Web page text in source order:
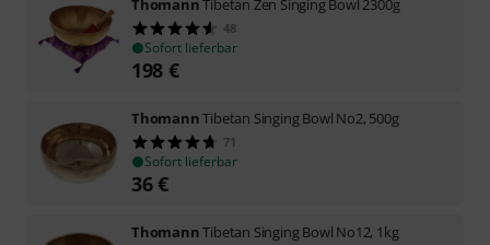
48
Sofort lieferbar
198 €
ThomannTibetan Singing Bowl No2, 500g
71
Sofort lieferbar
36€
ThomannTibetan Singing Bowl No12, 1kg